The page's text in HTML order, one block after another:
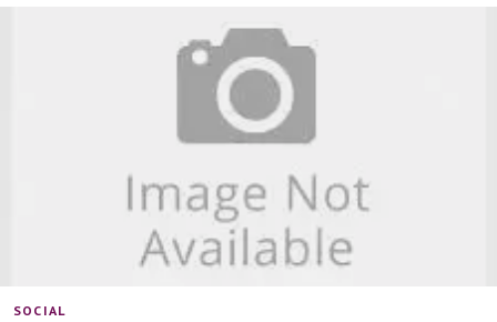
SOCIAL